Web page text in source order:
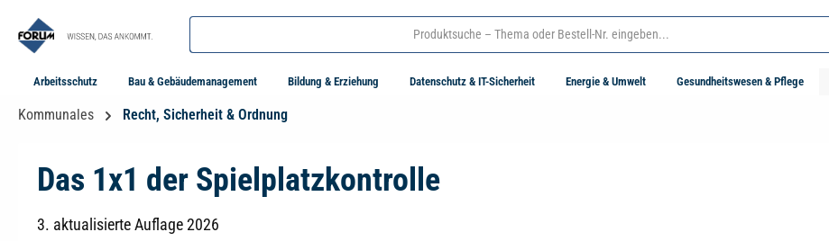
Zur Hauptnavigation springen
Arbeitsschutz Bau & Gebäudemanagement Bildung & Erziehung Datenschutz & IT-Sicherheit Energie & Umwelt Gesundheitswesen & Pflege
Kommunales Recht, Sicherheit & Ordnung
Das 1x1 der Spielplatzkontrolle
3. aktualisierte Auflage 2026